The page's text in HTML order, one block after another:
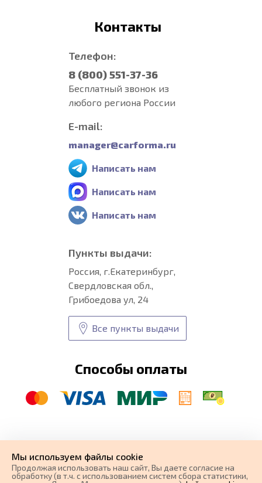
Контакты
Телефон:
8 (800) 551-37-36
Бесплатный звонок из
любого региона России
E-mail:
manager@carforma.ru
Написать нам
Написать нам
Написать нам
Пункты выдачи:
Россия, г.Екатеринбург,
Свердловская обл.,
Грибоедова ул, 24
Все пункты выдачи
Способы оплаты
автоковрики
разработка и
поисковое продвижение сайта
Мы используем файлы cookie
Продолжая использовать наш cайт, Вы даете согласие на
обработку (в т.ч. с использованием систем сбора статистики,